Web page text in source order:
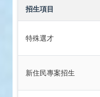
招生項目
特殊選才
新住民專案招生